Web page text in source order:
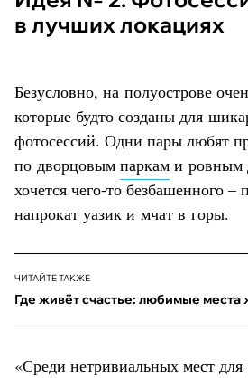
в лучших локациях
Безусловно, на полуострове
которые будто созданы для
фотосессий. Одни пары любят
по дворцовым паркам и ровным
хочется чего-то безбашенного –
напрокат уазик и мчат в горы.
ЧИТАЙТЕ ТАКЖЕ
Где живёт счастье: любимые
«Среди нетривиальных мест